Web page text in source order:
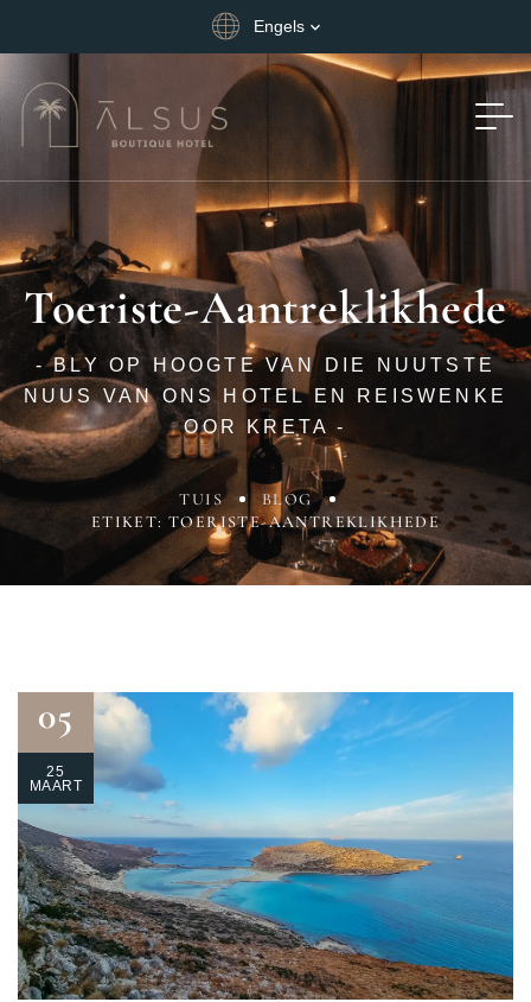
Engels
Toeriste-Aantreklikhede
- BLY OP HOOGTE VAN DIE NUUTSTE
NUUS VAN ONS HOTEL EN REISWENKE
OOR KRETA -
TUIS
BLOG
ETIKET: TOERISTE-AANTREKLIKHEDE
05
25
MAART